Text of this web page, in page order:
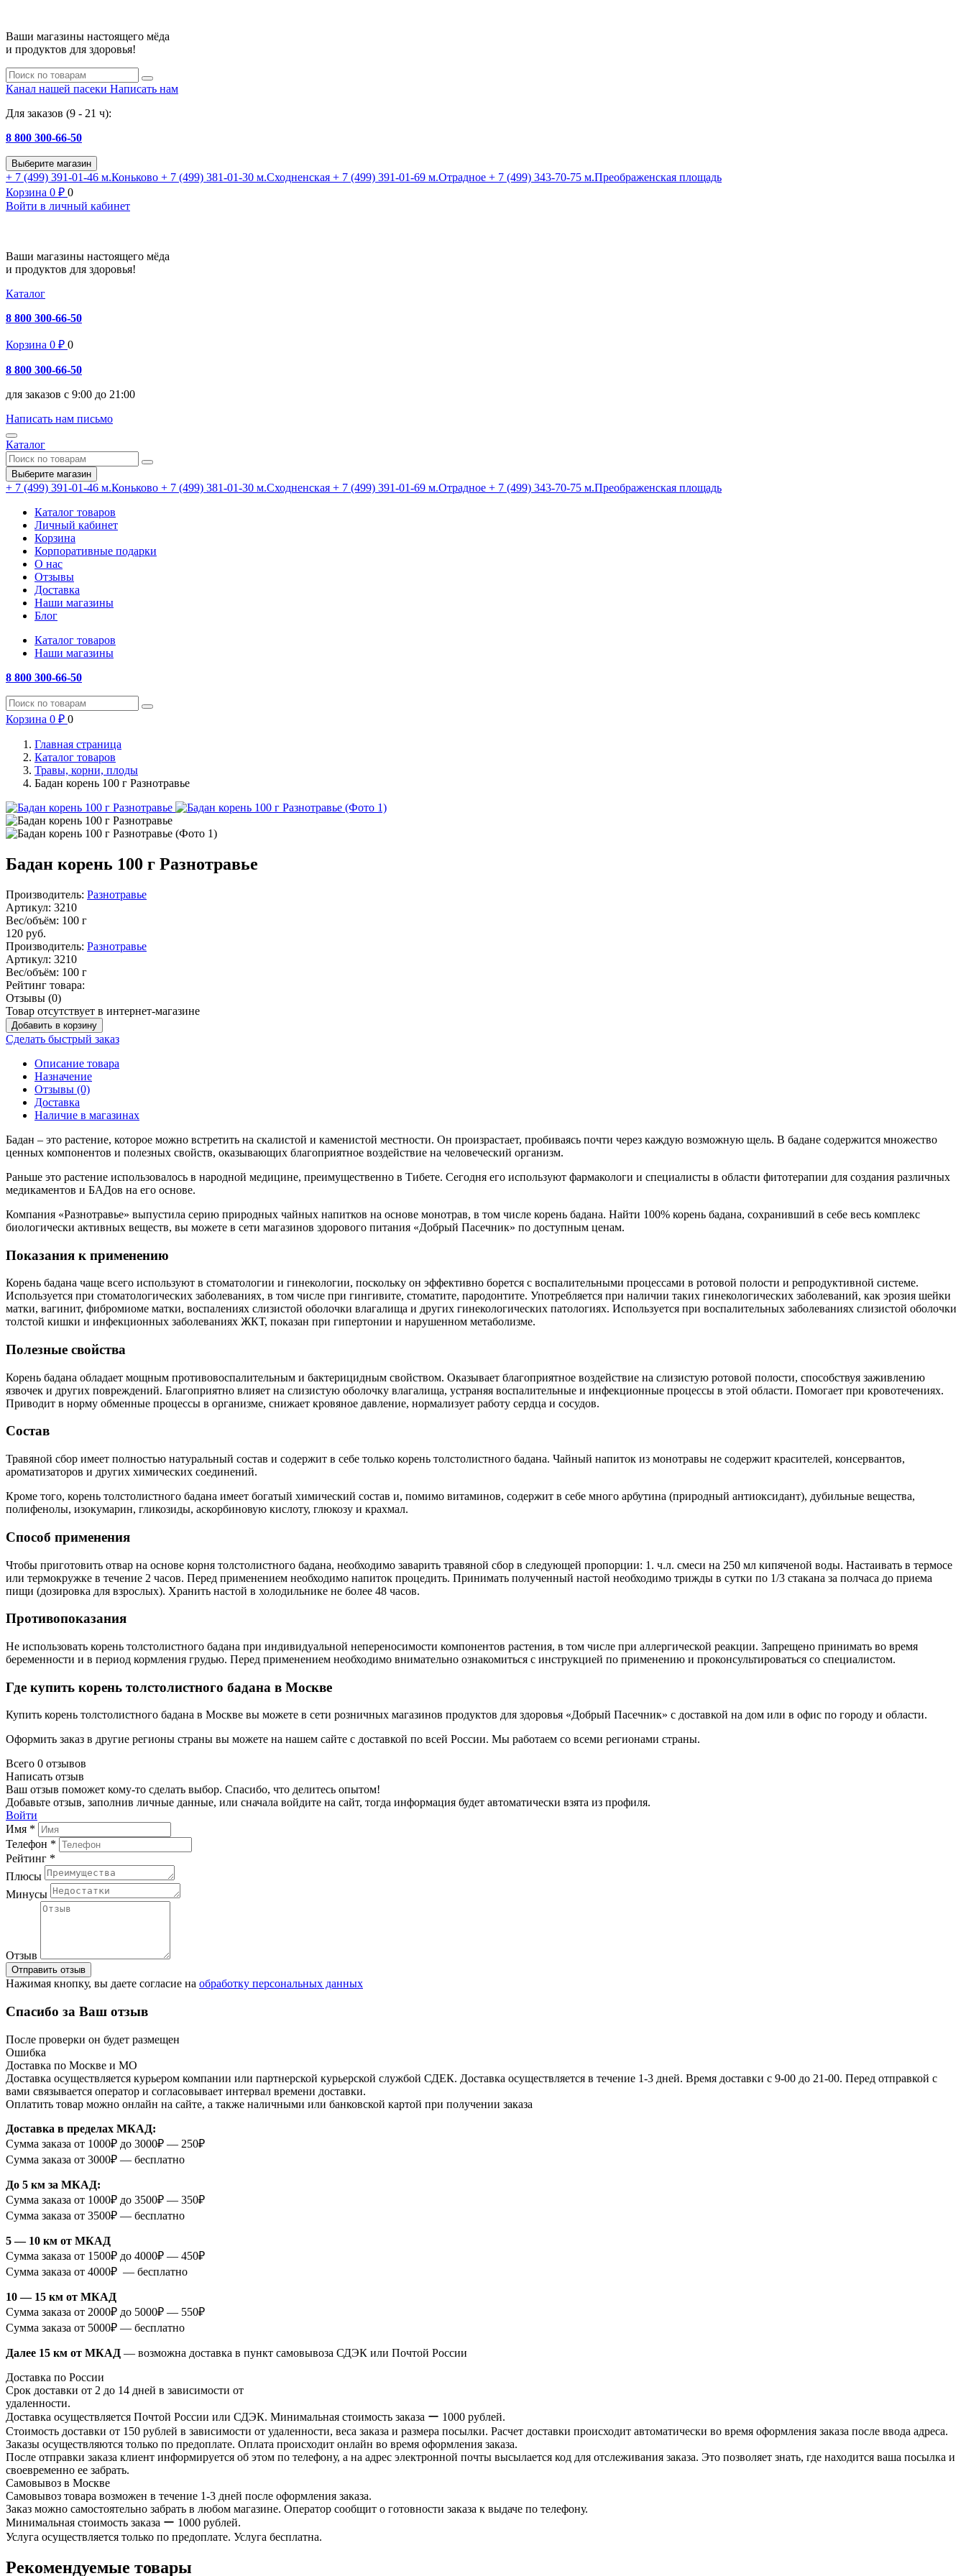
Ваши магазины настоящего мёда
и продуктов для здоровья!
Канал нашей пасеки Написать нам
Для заказов (9 - 21 ч):
8 800 300-66-50
Выберите магазин
+ 7 (499) 391-01-46 м.Коньково + 7 (499) 381-01-30 м.Сходненская + 7 (499) 391-01-69 м.Отрадное + 7 (499) 343-70-75 м.Преображенская площадь
Корзина 0 ₽ 0
Войти в личный кабинет
Ваши магазины настоящего мёда
и продуктов для здоровья!
Каталог
8 800 300-66-50
Корзина 0 ₽ 0
8 800 300-66-50
для заказов с 9:00 до 21:00
Написать нам письмо
Каталог
Выберите магазин
+ 7 (499) 391-01-46 м.Коньково + 7 (499) 381-01-30 м.Сходненская + 7 (499) 391-01-69 м.Отрадное + 7 (499) 343-70-75 м.Преображенская площадь
Каталог товаров
Личный кабинет
Корзина
Корпоративные подарки
О нас
Отзывы
Доставка
Наши магазины
Блог
Каталог товаров
Наши магазины
8 800 300-66-50
Корзина 0 ₽ 0
Главная страница
Каталог товаров
Травы, корни, плоды
Бадан корень 100 г Разнотравье
Бадан корень 100 г Разнотравье
Производитель: Разнотравье
Артикул: 3210
Вес/объём: 100 г
120 руб.
Производитель: Разнотравье
Артикул: 3210
Вес/объём: 100 г
Рейтинг товара:
Отзывы (0)
Товар отсутствует в интернет-магазине
Добавить в корзину
Сделать быстрый заказ
Описание товара
Назначение
Отзывы (0)
Доставка
Наличие в магазинах
Бадан – это растение, которое можно встретить на скалистой и каменистой местности. Он произрастает, пробиваясь почти через каждую возможную щель. В бадане содержится множество
ценных компонентов и полезных свойств, оказывающих благоприятное воздействие на человеческий организм.
Раньше это растение использовалось в народной медицине, преимущественно в Тибете. Сегодня его используют фармакологи и специалисты в области фитотерапии для создания различных
медикаментов и БАДов на его основе.
Компания «Разнотравье» выпустила серию природных чайных напитков на основе монотрав, в том числе корень бадана. Найти 100% корень бадана, сохранивший в себе весь комплекс
биологически активных веществ, вы можете в сети магазинов здорового питания «Добрый Пасечник» по доступным ценам.
Показания к применению
Корень бадана чаще всего используют в стоматологии и гинекологии, поскольку он эффективно борется с воспалительными процессами в ротовой полости и репродуктивной системе.
Используется при стоматологических заболеваниях, в том числе при гингивите, стоматите, пародонтите. Употребляется при наличии таких гинекологических заболеваний, как эрозия шейки
матки, вагинит, фибромиоме матки, воспалениях слизистой оболочки влагалища и других гинекологических патологиях. Используется при воспалительных заболеваниях слизистой оболочки
толстой кишки и инфекционных заболеваниях ЖКТ, показан при гипертонии и нарушенном метаболизме.
Полезные свойства
Корень бадана обладает мощным противовоспалительным и бактерицидным свойством. Оказывает благоприятное воздействие на слизистую ротовой полости, способствуя заживлению
язвочек и других повреждений. Благоприятно влияет на слизистую оболочку влагалища, устраняя воспалительные и инфекционные процессы в этой области. Помогает при кровотечениях.
Приводит в норму обменные процессы в организме, снижает кровяное давление, нормализует работу сердца и сосудов.
Состав
Травяной сбор имеет полностью натуральный состав и содержит в себе только корень толстолистного бадана. Чайный напиток из монотравы не содержит красителей, консервантов,
ароматизаторов и других химических соединений.
Кроме того, корень толстолистного бадана имеет богатый химический состав и, помимо витаминов, содержит в себе много арбутина (природный антиоксидант), дубильные вещества,
полифенолы, изокумарин, гликозиды, аскорбиновую кислоту, глюкозу и крахмал.
Способ применения
Чтобы приготовить отвар на основе корня толстолистного бадана, необходимо заварить травяной сбор в следующей пропорции: 1. ч.л. смеси на 250 мл кипяченой воды. Настаивать в термосе
или термокружке в течение 2 часов. Перед применением необходимо напиток процедить. Принимать полученный настой необходимо трижды в сутки по 1/3 стакана за полчаса до приема
пищи (дозировка для взрослых). Хранить настой в холодильнике не более 48 часов.
Противопоказания
Не использовать корень толстолистного бадана при индивидуальной непереносимости компонентов растения, в том числе при аллергической реакции. Запрещено принимать во время
беременности и в период кормления грудью. Перед применением необходимо внимательно ознакомиться с инструкцией по применению и проконсультироваться со специалистом.
Где купить корень толстолистного бадана в Москве
Купить корень толстолистного бадана в Москве вы можете в сети розничных магазинов продуктов для здоровья «Добрый Пасечник» с доставкой на дом или в офис по городу и области.
Оформить заказ в другие регионы страны вы можете на нашем сайте с доставкой по всей России. Мы работаем со всеми регионами страны.
Всего 0 отзывов
Написать отзыв
Ваш отзыв поможет кому-то сделать выбор. Спасибо, что делитесь опытом!
Добавьте отзыв, заполнив личные данные, или сначала войдите на сайт, тогда информация будет автоматически взята из профиля.
Войти
Имя *
Телефон *
Рейтинг *
Плюсы
Минусы
Отзыв
Отправить отзыв
Нажимая кнопку, вы даете согласие на обработку персональных данных
Спасибо за Ваш отзыв
После проверки он будет размещен
Ошибка
Доставка по Москве и МО
Доставка осуществляется курьером компании или партнерской курьерской службой СДЕК. Доставка осуществляется в течение 1-3 дней. Время доставки с 9-00 до 21-00. Перед отправкой с
вами связывается оператор и согласовывает интервал времени доставки.
Оплатить товар можно онлайн на сайте, а также наличными или банковской картой при получении заказа
Доставка в пределах МКАД:
Сумма заказа от 1000₽ до 3000₽ — 250₽
Сумма заказа от 3000₽ — бесплатно
До 5 км за МКАД:
Сумма заказа от 1000₽ до 3500₽ — 350₽
Сумма заказа от 3500₽ — бесплатно
5 — 10 км от МКАД
Сумма заказа от 1500₽ до 4000₽ — 450₽
Сумма заказа от 4000₽ — бесплатно
10 — 15 км от МКАД
Сумма заказа от 2000₽ до 5000₽ — 550₽
Сумма заказа от 5000₽ — бесплатно
Далее 15 км от МКАД — возможна доставка в пункт самовывоза СДЭК или Почтой России
Доставка по России
Срок доставки от 2 до 14 дней в зависимости от
удаленности.
Доставка осуществляется Почтой России или СДЭК. Минимальная стоимость заказа ー 1000 рублей.
Стоимость доставки от 150 рублей в зависимости от удаленности, веса заказа и размера посылки. Расчет доставки происходит автоматически во время оформления заказа после ввода адреса.
Заказы осуществляются только по предоплате. Оплата происходит онлайн во время оформления заказа.
После отправки заказа клиент информируется об этом по телефону, а на адрес электронной почты высылается код для отслеживания заказа. Это позволяет знать, где находится ваша посылка и
своевременно ее забрать.
Самовывоз в Москве
Самовывоз товара возможен в течение 1-3 дней после оформления заказа.
Заказ можно самостоятельно забрать в любом магазине. Оператор сообщит о готовности заказа к выдаче по телефону.
Минимальная стоимость заказа ー 1000 рублей.
Услуга осуществляется только по предоплате. Услуга бесплатна.
Рекомендуемые товары